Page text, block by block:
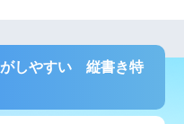
がしやすい 縦書き特